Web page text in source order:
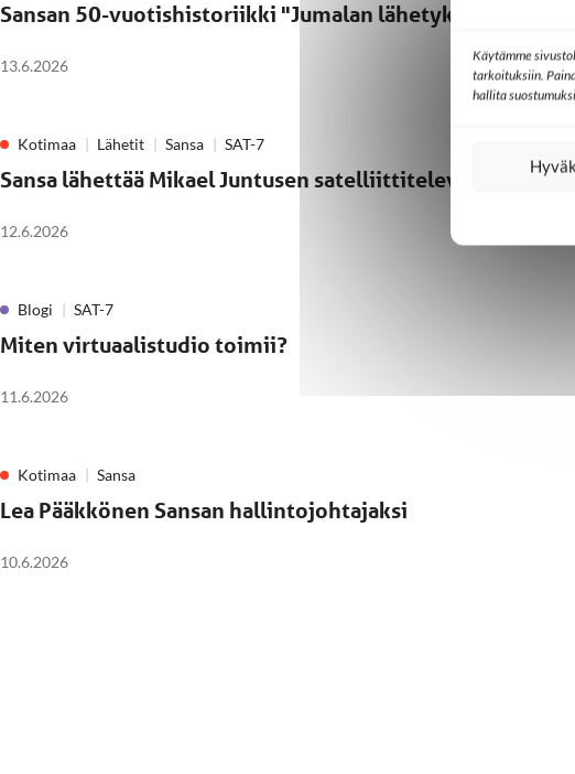
Käytämme
tarkoituksiin.
hallita
Sansan 50-vuotishistoriikki "Jumalan lähetyksen
13.6.2026
Kotimaa Lähetit Sansa SAT-7
Sansa lähettää Mikael Juntusen satelliittitelevisio SAT-
12.6.2026
Blogi SAT-7
Miten virtuaalistudio toimii?
11.6.2026
Kotimaa Sansa
Lea Pääkkönen Sansan hallintojohtajaksi
10.6.2026